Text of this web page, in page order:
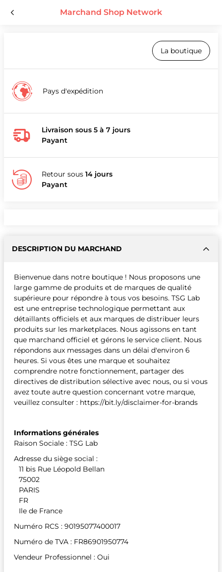
Marchand Shop Network
La boutique
Pays d'expédition
Livraison sous 5 à 7 jours
Payant
Retour sous 14 jours
Payant
DESCRIPTION DU MARCHAND
Bienvenue dans notre boutique ! Nous proposons une
large gamme de produits et de marques de qualité
supérieure pour répondre à tous vos besoins. TSG Lab
est une entreprise technologique permettant aux
détaillants officiels et aux marques de distribuer leurs
produits sur les marketplaces. Nous agissons en tant
que marchand officiel et gérons le service client. Nous
répondons aux messages dans un délai d'environ 6
heures. Si vous êtes une marque et souhaitez
comprendre notre fonctionnement, partager des
directives de distribution sélective avec nous, ou si vous
avez toute autre question concernant votre marque,
veuillez consulter : https://bit.ly/disclaimer-for-brands
Informations générales
Raison Sociale : TSG Lab
Adresse du siège social :
11 bis Rue Léopold Bellan
75002
PARIS
FR
Ile de France
Numéro RCS : 90195077400017
Numéro de TVA : FR86901950774
Vendeur Professionnel : Oui